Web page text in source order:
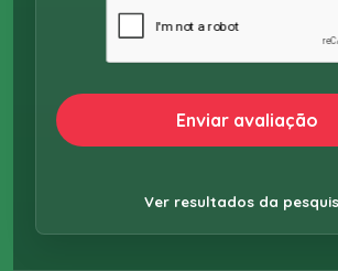
Enviar avaliação
Ver resultados da